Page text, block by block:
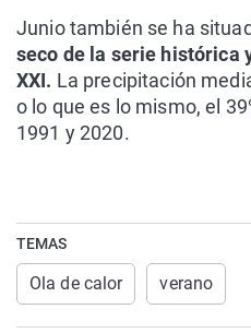
Junio también se ha
seco de la serie histórica
XXI. La precipitación
o lo que es lo mismo, el
1991 y 2020.
TEMAS
Ola de calor verano